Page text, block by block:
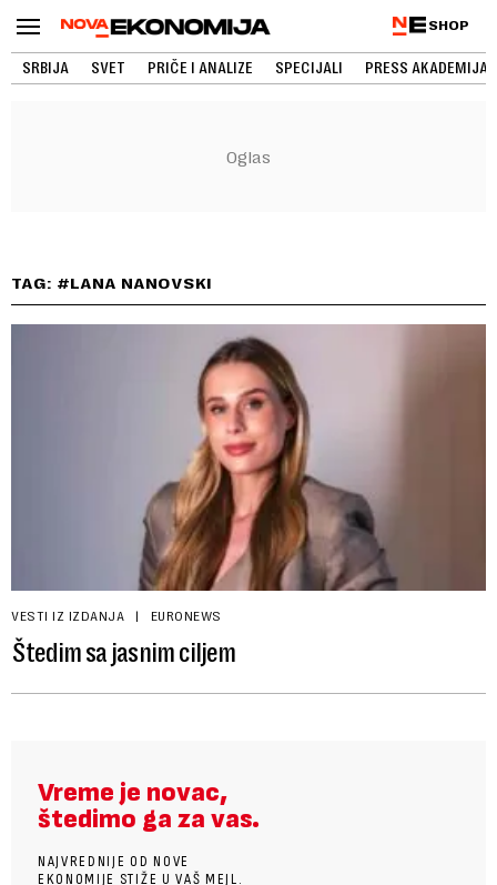
SHOP
SRBIJA SVET PRIČE I ANALIZE SPECIJALI PRESS AKADEMIJA
TAG: #LANA NANOVSKI
VESTI IZ IZDANJA EURONEWS
Štedim sa jasnim ciljem
Vreme je novac,
štedimo ga za vas.
NAJVREDNIJE OD NOVE
EKONOMIJE STIŽE U VAŠ MEJL.